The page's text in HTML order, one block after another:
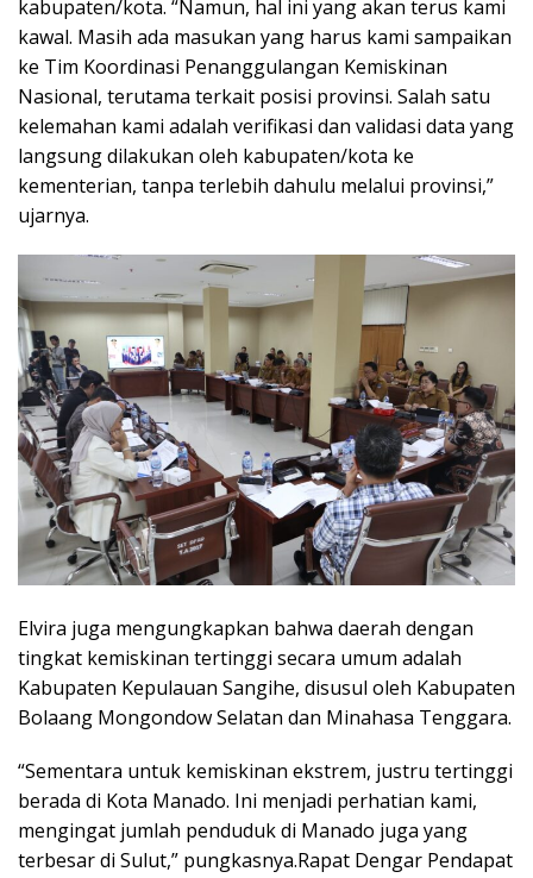
kabupaten/kota. “Namun, hal ini yang akan terus kami
kawal. Masih ada masukan yang harus kami sampaikan
ke Tim Koordinasi Penanggulangan Kemiskinan
Nasional, terutama terkait posisi provinsi. Salah satu
kelemahan kami adalah verifikasi dan validasi data yang
langsung dilakukan oleh kabupaten/kota ke
kementerian, tanpa terlebih dahulu melalui provinsi,”
ujarnya.
Elvira juga mengungkapkan bahwa daerah dengan
tingkat kemiskinan tertinggi secara umum adalah
Kabupaten Kepulauan Sangihe, disusul oleh Kabupaten
Bolaang Mongondow Selatan dan Minahasa Tenggara.
“Sementara untuk kemiskinan ekstrem, justru tertinggi
berada di Kota Manado. Ini menjadi perhatian kami,
mengingat jumlah penduduk di Manado juga yang
terbesar di Sulut,” pungkasnya.Rapat Dengar Pendapat